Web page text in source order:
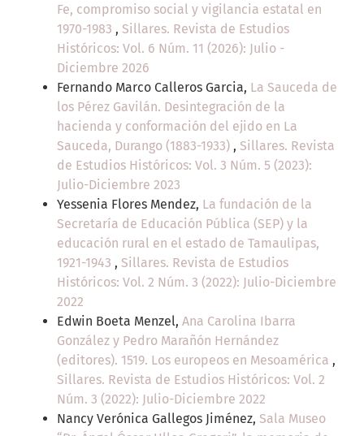
Fe, compromiso social y vigilancia estatal en
1970-1983 , Sillares. Revista de Estudios
Históricos: Vol. 6 Núm. 11 (2026): Julio -
Diciembre 2026
Fernando Marco Calleros Garcia, La Sauceda de
los Pérez Gavilán. Desintegración de la
hacienda y conformación del ejido en La
Sauceda, Durango (1883-1933) , Sillares. Revista
de Estudios Históricos: Vol. 3 Núm. 5 (2023):
Julio-Diciembre 2023
Yessenia Flores Mendez, La fundación de la
Secretaría de Educación Pública (SEP) y la
educación rural en el estado de Tamaulipas,
1921-1943 , Sillares. Revista de Estudios
Históricos: Vol. 2 Núm. 3 (2022): Julio-Diciembre
2022
Edwin Boeta Menzel, Ana Carolina Ibarra
González y Pedro Marañón Hernández
(editores). 1519. Los europeos en Mesoamérica ,
Sillares. Revista de Estudios Históricos: Vol. 2
Núm. 3 (2022): Julio-Diciembre 2022
Nancy Verónica Gallegos Jiménez, Sala Museo